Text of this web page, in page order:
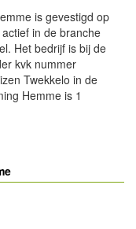
is gevestigd op
in de branche
Het bedrijf is bij de
kvk nummer
Twekkelo in de
Hemme is 1